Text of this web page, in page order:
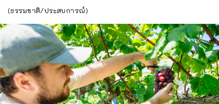
(ธรรมชาติ/ประสบการณ์)